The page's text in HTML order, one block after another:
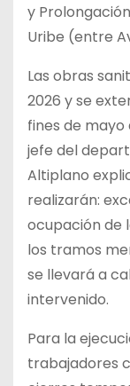
y
Uribe (entre
Las obras
2026 y se
fines de mayo
jefe del
Altiplano
realizarán:
ocupación de
los tramos
se llevará a
intervenido.
Para la
trabajadores